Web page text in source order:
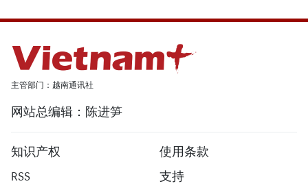
主管部门：越南通讯社
网站总编辑：陈进笋
知识产权
使用条款
RSS
支持